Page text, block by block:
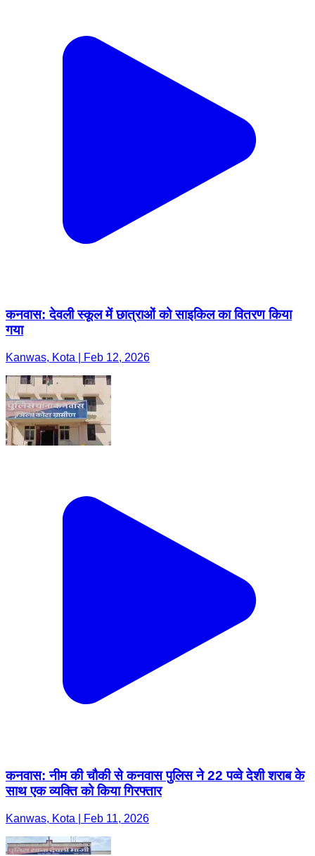
कनवास: देवली स्कूल में छात्राओं को साइकिल का वितरण किया
गया
Kanwas, Kota | Feb 12, 2026
कनवास: नीम की चौकी से कनवास पुलिस ने 22 पव्वे देशी शराब के
साथ एक व्यक्ति को किया गिरफ्तार
Kanwas, Kota | Feb 11, 2026